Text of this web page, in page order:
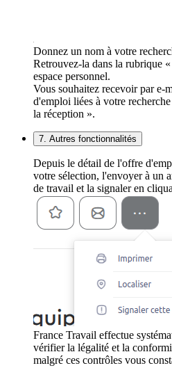
Donnez un nom à votre
Retrouvez-la dans la rubrique
espace personnel.
Vous souhaitez recevoir par e-
d'emploi liées à votre
la réception ».
7. Autres fonctionnalités
Depuis le détail de l'offre
votre sélection, l'envoyer à un
de travail et la signaler en
France Travail effectue
vérifier la légalité et la
malgré ces contrôles vous